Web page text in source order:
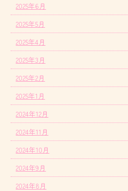
2025年6月
2025年5月
2025年4月
2025年3月
2025年2月
2025年1月
2024年12月
2024年11月
2024年10月
2024年9月
2024年8月